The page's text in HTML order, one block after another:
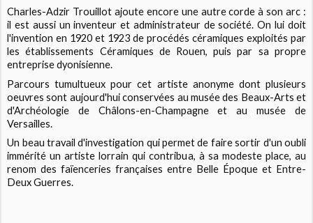
Charles-Adzir Trouillot ajoute encore une autre corde à son arc :
il est aussi un inventeur et administrateur de société. On lui doit
l'invention en 1920 et 1923 de procédés céramiques exploités par
les établissements Céramiques de Rouen, puis par sa propre
entreprise dyonisienne.
Parcours tumultueux pour cet artiste anonyme dont plusieurs
oeuvres sont aujourd'hui conservées au musée des Beaux-Arts et
d'Archéologie de Châlons-en-Champagne et au musée de
Versailles.
Un beau travail d'investigation qui permet de faire sortir d'un oubli
immérité un artiste lorrain qui contribua, à sa modeste place, au
renom des faïenceries françaises entre Belle Époque et Entre-
Deux Guerres.